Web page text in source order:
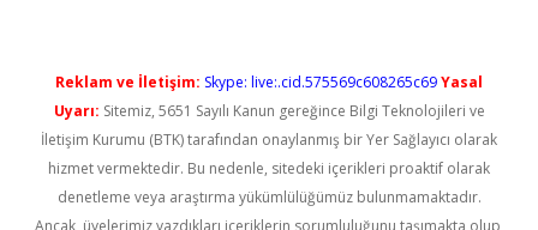
Reklam ve İletişim: Skype: live:.cid.575569c608265c69Yasal
Uyarı: Sitemiz, 5651 Sayılı Kanun gereğince Bilgi Teknolojileri ve
İletişim Kurumu (BTK) tarafından onaylanmış bir Yer Sağlayıcı olarak
hizmet vermektedir. Bu nedenle, sitedeki içerikleri proaktif olarak
denetleme veya araştırma yükümlülüğümüz bulunmamaktadır.
Ancak, üyelerimiz yazdıkları içeriklerin sorumluluğunu taşımakta olup,